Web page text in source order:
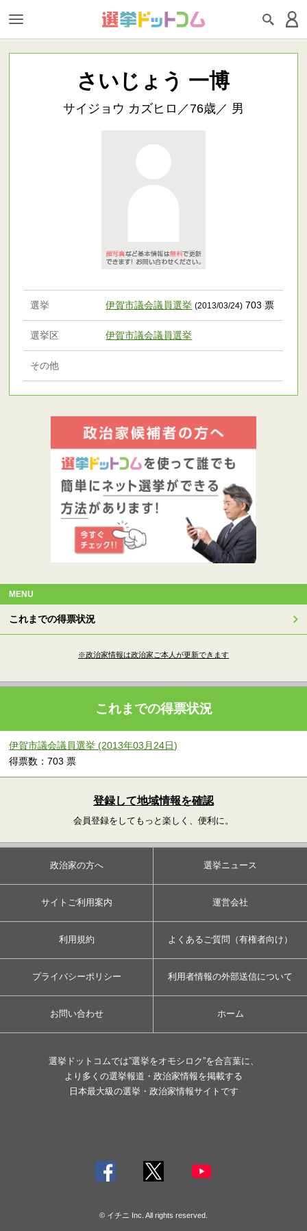
さいじょう 一博
サイジョウ カズヒロ／76歳／ 男
選挙 伊賀市議会議員選挙 (2013/03/24) 703 票
選挙区 伊賀市議会議員選挙
その他
MENU
これまでの得票状況
※政治家情報は政治家ご本人が更新できます
これまでの得票状況
伊賀市議会議員選挙 (2013年03月24日)
得票数：703 票
登録して地域情報を確認
会員登録をしてもっと楽しく、便利に。
政治家の方へ 選挙ニュース
サイトご利用案内 運営会社
利用規約 よくあるご質問（有権者向け）
プライバシーポリシー 利用者情報の外部送信について
お問い合わせ ホーム
選挙ドットコムでは”選挙をオモシロク”を合言葉に、
より多くの選挙報道・政治家情報を掲載する
日本最大級の選挙・政治家情報サイトです
© イチニ Inc. All rights reserved.